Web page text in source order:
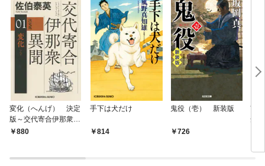
変化（へんげ） 決定
版～交代寄合伊那衆異
聞（1）～
880
手下は犬だけ
814
鬼役（壱） 新装版
726
南
舟